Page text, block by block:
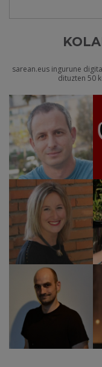
sarean.eus ingurune
dituzten 50